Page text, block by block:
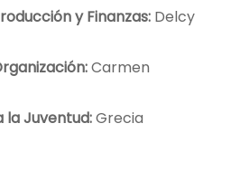
y Finanzas: Delcy
Carmen
Juventud:Grecia